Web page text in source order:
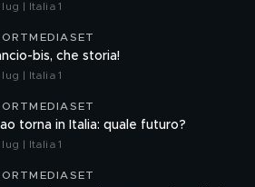
| Italia 1
bis, che storia!
| Italia 1
torna in Italia: quale futuro?
| Italia 1